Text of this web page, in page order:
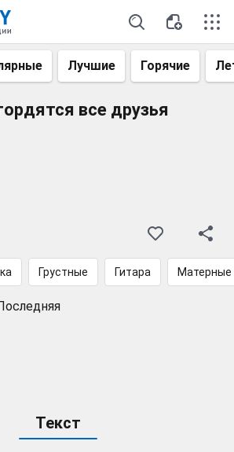
Лучшие Горячие
все друзья
Грустные Гитара Матерные
Текст